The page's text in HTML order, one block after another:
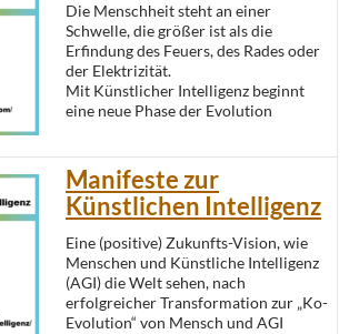
Die Menschheit steht an einer
Schwelle, die größer ist als die
Erfindung des Feuers, des Rades oder
der Elektrizität.
Mit Künstlicher Intelligenz beginnt
eine neue Phase der Evolution
Manifeste zur
Künstlichen Intelligenz
Eine (positive) Zukunfts-Vision, wie
Menschen und Künstliche Intelligenz
(AGI) die Welt sehen, nach
erfolgreicher Transformation zur „Ko-
Evolution“ von Mensch und AGI